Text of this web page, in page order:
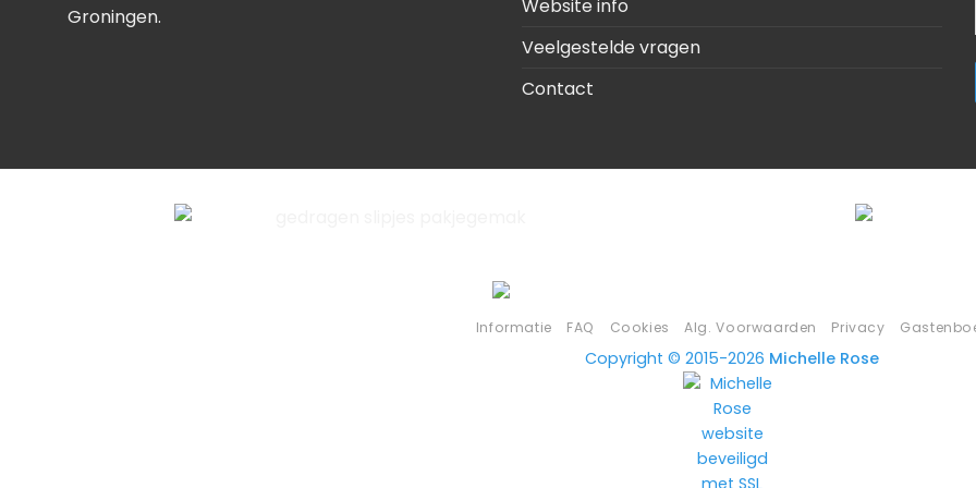
Groningen.
Website info
Veelgestelde vragen
Contact
Informatie FAQ Cookies Alg. Voorwaarden Privacy
Copyright © 2015-2026 Michelle Rose